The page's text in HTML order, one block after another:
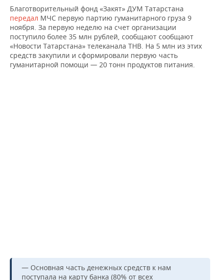
ОПК
ЭНЕРГЕТИКА
ТРАНСПОРТ
УСЛУГИ
IT
МЕДИА
ТЕЛЕКОММУНИКАЦИИ
НОВОСТИ МЕРОПРИЯТИЙ
ВЫЕЗДНАЯ РЕДАКЦИЯ
БИЗНЕС-БРАНЧИ
СПОРТ
НОВОСТИ СПОРТА
ФУТБОЛ
ОБЩЕСТВО
НОВОСТИ ОБЩЕСТВА
ФОТОГАЛЕРЕЯ
Благотворительный фонд «Закят» ДУМ Татарстана
передал МЧС первую партию гуманитарного груза 9
ноября. За первую неделю на счет организации
поступило более 35 млн рублей, сообщают сообщают
«Новости Татарстана» телеканала ТНВ. На 5 млн из этих
средств закупили и сформировали первую часть
гуманитарной помощи — 20 тонн продуктов питания.
— Основная часть денежных средств к нам
поступала на карту банка (80% от всех